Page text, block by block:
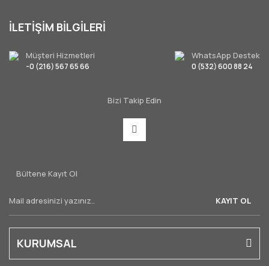
İLETİŞİM BİLGİLERİ
Müşteri Hizmetleri
-0 (216) 567 65 66
WhatsApp Destek
0 (532) 600 88 24
Bizi Takip Edin
Bültene Kayıt Ol
KAYIT OL
KURUMSAL